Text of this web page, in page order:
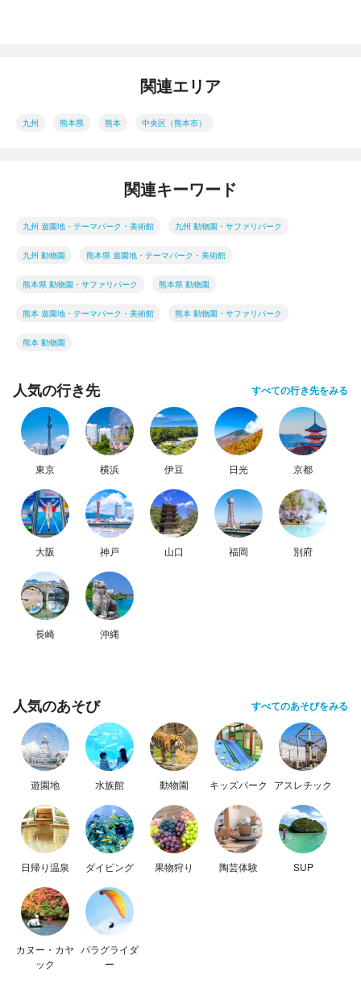
関連エリア
九州 熊本県 熊本 中央区（熊本市）
関連キーワード
九州 遊園地・テーマパーク・美術館 九州 動物園・サファリパーク
九州 動物園 熊本県 遊園地・テーマパーク・美術館
熊本県 動物園・サファリパーク 熊本県 動物園
熊本 遊園地・テーマパーク・美術館 熊本 動物園・サファリパーク
熊本 動物園
人気の行き先 すべての行き先をみる
東京 横浜 伊豆 日光 京都
大阪 神戸 山口 福岡 別府
長崎 沖縄
人気のあそび すべてのあそびをみる
遊園地 水族館 動物園 キッズパーク アスレチック
日帰り温泉 ダイビング 果物狩り 陶芸体験 SUP
カヌー・カヤ
ック
パラグライダ
ー